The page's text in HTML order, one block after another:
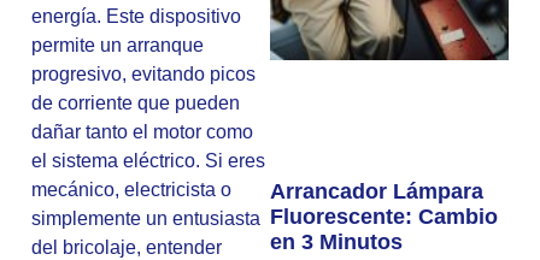
energía. Este dispositivo
permite un arranque
progresivo, evitando picos
de corriente que pueden
dañar tanto el motor como
el sistema eléctrico. Si eres
mecánico, electricista o
simplemente un entusiasta
del bricolaje, entender
Arrancador Lámpara
Fluorescente: Cambio
en 3 Minutos